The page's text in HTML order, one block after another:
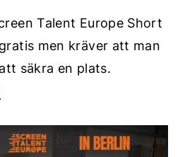
Talent Europe Short
men kräver att man
säkra en plats.